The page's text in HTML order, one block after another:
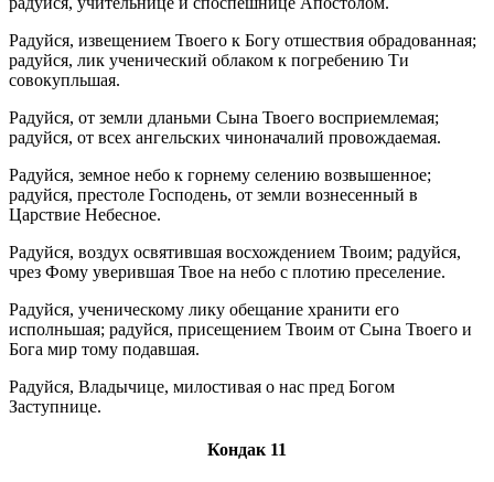
Радуйся, извещением Твоего к Богу отшествия обрадованная;
радуйся, лик ученический облаком к погребению Ти
совокупльшая.
Радуйся, от земли дланьми Сына Твоего восприемлемая;
радуйся, от всех ангельских чиноначалий провождаемая.
Радуйся, земное небо к горнему селению возвышенное;
радуйся, престоле Господень, от земли вознесенный в
Царствие Небесное.
Радуйся, воздух освятившая восхождением Твоим; радуйся,
чрез Фому уверившая Твое на небо с плотию преселение.
Радуйся, ученическому лику обещание хранити его
исполньшая; радуйся, присещением Твоим от Сына Твоего и
Бога мир тому подавшая.
Радуйся, Владычице, милостивая о нас пред Богом
Заступнице.
Кондак 11